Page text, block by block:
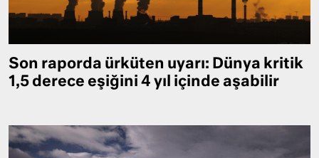
Son raporda ürküten uyarı: Dünya kritik
1,5 derece eşiğini 4 yıl içinde aşabilir